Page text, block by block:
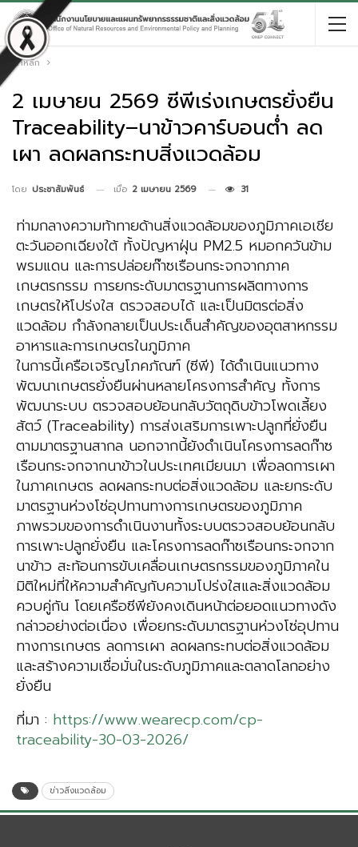
หน้าหลัก
2 เมษายน 2569 ซีพีเร่งเกษตรยั่งยืน
Traceability–นาข้าวคาร์บอนต่ำ ลด
เผา ลดผลกระทบสิ่งแวดล้อม
โดย ประชาสัมพันธ์ เมื่อ 2 เมษายน 2569 31
ท่ามกลางความท้าทายด้านสิ่งแวดล้อมของภูมิภาคเอเชีย
ตะวันออกเฉียงใต้ ทั้งปัญหาฝุ่น PM2.5 หมอกควันข้าม
พรมแดน และการปล่อยก๊าซเรือนกระจกจากภาค
เกษตรกรรม การยกระดับมาตรฐานการผลิตทางการ
เกษตรให้โปร่งใส ตรวจสอบได้ และเป็นมิตรต่อสิ่ง
แวดล้อม กำลังกลายเป็นประเด็นสำคัญของอุตสาหกรรม
อาหารและการเกษตรในภูมิภาค
ในการนี้เครือเจริญโภคภัณฑ์ (ซีพี) ได้ดำเนินแนวทาง
พัฒนาเกษตรยั่งยืนผ่านหลายโครงการสำคัญ ทั้งการ
พัฒนาระบบ ตรวจสอบย้อนกลับวัตถุดิบข้าวโพดเลี้ยง
สัตว์ (Traceability) การส่งเสริมการเพาะปลูกที่ยั่งยืน
ตามมาตรฐานสากล นอกจากนี้ยังดำเนินโครงการลดก๊าซ
เรือนกระจกจากนาข้าวในประเทศเมียนมา เพื่อลดการเผา
ในภาคเกษตร ลดผลกระทบต่อสิ่งแวดล้อม และยกระดับ
มาตรฐานห่วงโซ่อุปทานทางการเกษตรของภูมิภาค
ภาพรวมของการดำเนินงานทั้งระบบตรวจสอบย้อนกลับ
การเพาะปลูกยั่งยืน และโครงการลดก๊าซเรือนกระจกจาก
นาข้าว สะท้อนการขับเคลื่อนเกษตรกรรมของภูมิภาคใน
มิติใหม่ที่ให้ความสำคัญกับความโปร่งใสและสิ่งแวดล้อม
ควบคู่กัน โดยเครือซีพียังคงเดินหน้าต่อยอดแนวทางดัง
กล่าวอย่างต่อเนื่อง เพื่อยกระดับมาตรฐานห่วงโซ่อุปทาน
ทางการเกษตร ลดการเผา ลดผลกระทบต่อสิ่งแวดล้อม
และสร้างความเชื่อมั่นในระดับภูมิภาคและตลาดโลกอย่าง
ยั่งยืน
ที่มา : https://www.wearecp.com/cp-
traceability-30-03-2026/
ข่าวสิ่งแวดล้อม